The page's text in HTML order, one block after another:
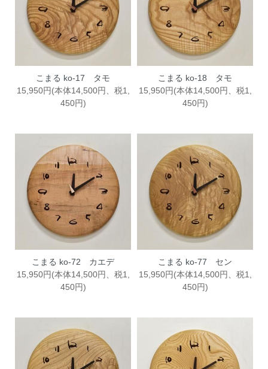
こまる ko-17 タモ
15,950円(本体14,500円、税1,
450円)
こまる ko-18 タモ
15,950円(本体14,500円、税1,
450円)
こまる ko-72 カエデ
15,950円(本体14,500円、税1,
450円)
こまる ko-77 セン
15,950円(本体14,500円、税1,
450円)